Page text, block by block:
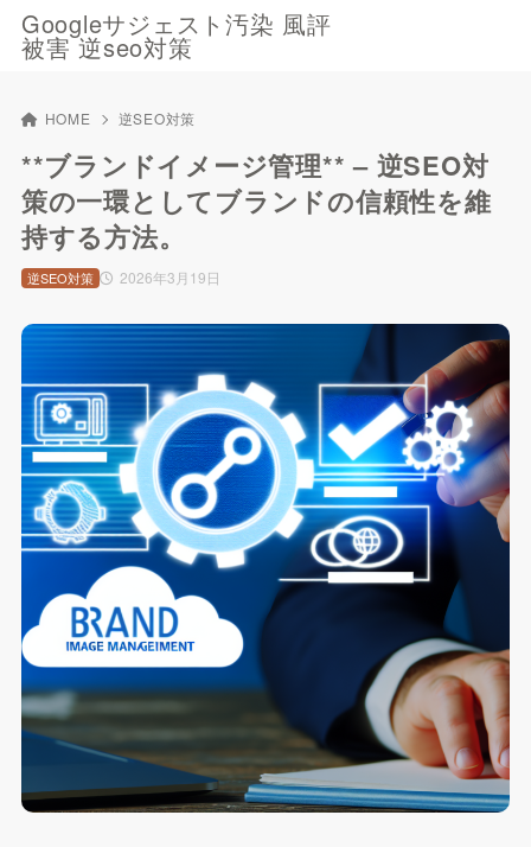
Googleサジェスト汚染 風評
被害 逆seo対策
HOME 逆SEO対策
**ブランドイメージ管理** – 逆SEO対
策の一環としてブランドの信頼性を維
持する方法。
2026年3月19日
逆SEO対策